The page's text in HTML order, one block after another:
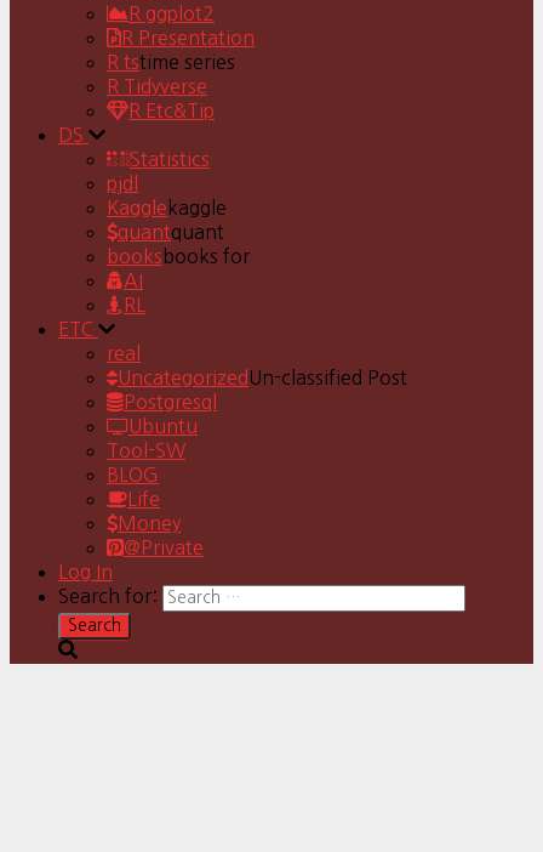
R ggplot2
R Presentation
R tstime series
R Tidyverse
R Etc&Tip
DS
Statistics
pjdl
Kaggle kaggle
quantquant
books books for
AI
RL
ETC
real
Uncategorized Un-classified Post
Postgresql
Ubuntu
Tool-SW
BLOG
Life
Money
@Private
Log In
Search for: